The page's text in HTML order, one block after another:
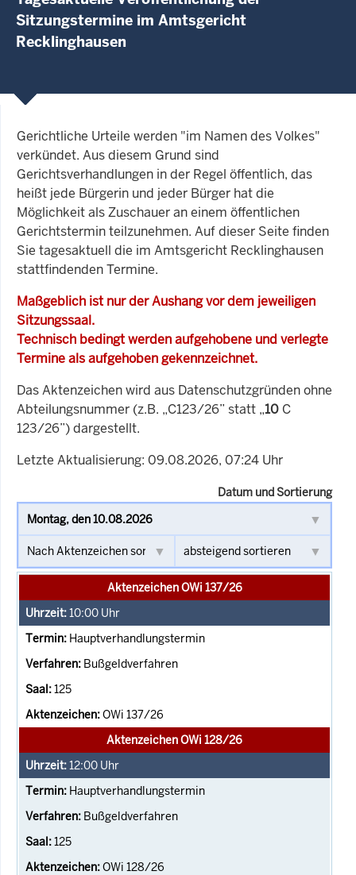
Sitzungstermine im Amtsgericht
Recklinghausen
Gerichtliche Urteile werden "im Namen des Volkes"
verkündet. Aus diesem Grund sind
Gerichtsverhandlungen in der Regel öffentlich, das
heißt jede Bürgerin und jeder Bürger hat die
Möglichkeit als Zuschauer an einem öffentlichen
Gerichtstermin teilzunehmen. Auf dieser Seite finden
Sie tagesaktuell die im Amtsgericht Recklinghausen
stattfindenden Termine.
Maßgeblich ist nur der Aushang vor dem jeweiligen
Sitzungssaal.
Technisch bedingt werden aufgehobene und verlegte
Termine als aufgehoben gekennzeichnet.
Das Aktenzeichen wird aus Datenschutzgründen ohne
Abteilungsnummer (z.B. „C123/26” statt „10 C
123/26”) dargestellt.
Letzte Aktualisierung: 09.08.2026, 07:24 Uhr
Datum und Sortierung
Aktenzeichen OWi 137/26
10:00 Uhr
Hauptverhandlungstermin
Bußgeldverfahren
125
OWi 137/26
Aktenzeichen OWi 128/26
12:00 Uhr
Hauptverhandlungstermin
Bußgeldverfahren
125
OWi 128/26